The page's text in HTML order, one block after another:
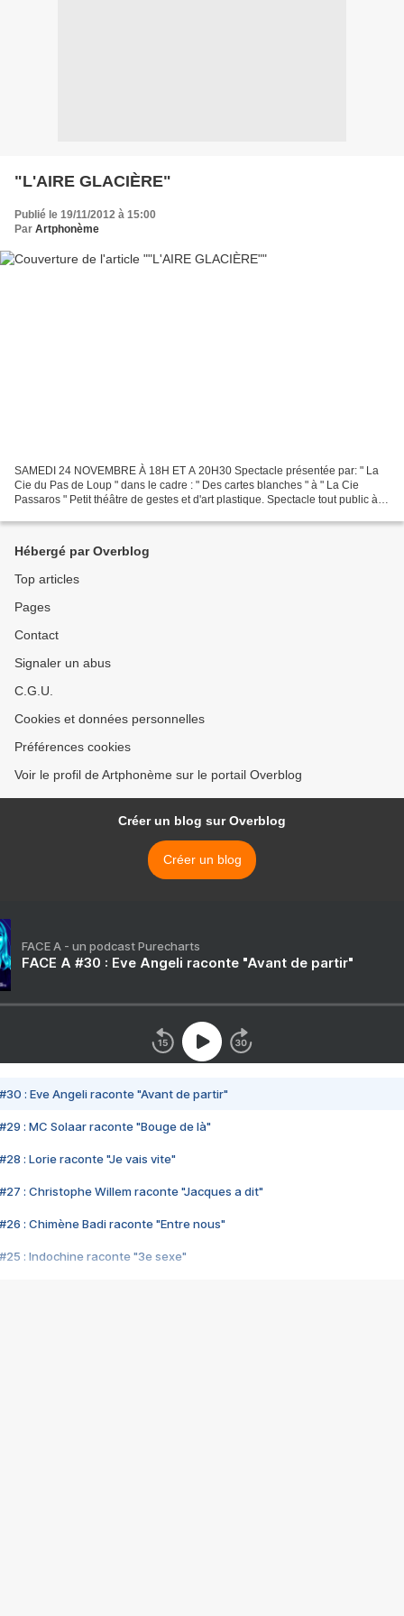
"L'AIRE GLACIÈRE"
Publié le 19/11/2012 à 15:00
Par Artphonème
SAMEDI 24 NOVEMBRE À 18H ET A 20H30 Spectacle présentée par: " La
Cie du Pas de Loup " dans le cadre : " Des cartes blanches " à " La Cie
Passaros " Petit théâtre de gestes et d'art plastique. Spectacle tout public à
Hébergé par Overblog
Top articles
Pages
Contact
Signaler un abus
C.G.U.
Cookies et données personnelles
Préférences cookies
Voir le profil de Artphonème sur le portail Overblog
Créer un blog sur Overblog
Créer un blog
FACE A - un podcast Purecharts
FACE A #30 : Eve Angeli raconte "Avant de partir"
#30 : Eve Angeli raconte "Avant de partir"
#29 : MC Solaar raconte "Bouge de là"
#28 : Lorie raconte "Je vais vite"
#27 : Christophe Willem raconte "Jacques a dit"
#26 : Chimène Badi raconte "Entre nous"
#25 : Indochine raconte "3e sexe"